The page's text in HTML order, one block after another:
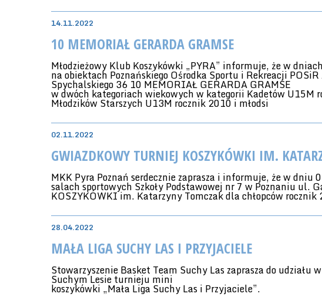
14.11.2022
10 MEMORIAŁ GERARDA GRAMSE
Młodzieżowy Klub Koszykówki „PYRA” informuje, że w
na obiektach Poznańskiego Ośrodka Sportu i Rekreacji
Spychalskiego 36 10 MEMORIAŁ GERARDA GRAMSE
w dwóch kategoriach wiekowych w kategorii Kadetów U15M
Młodzików Starszych U13M rocznik 2010 i młodsi
02.11.2022
GWIAZDKOWY TURNIEJ KOSZYKÓWKI IM.
MKK Pyra Poznań serdecznie zaprasza i informuje, że w dniu
salach sportowych Szkoły Podstawowej nr 7 w Poznaniu ul.
KOSZYKÓWKI im. Katarzyny Tomczak dla chłopców rocznik
28.04.2022
MAŁA LIGA SUCHY LAS I PRZYJACIELE
Stowarzyszenie Basket Team Suchy Las zaprasza do
Suchym Lesie turnieju mini
koszykówki „Mała Liga Suchy Las i Przyjaciele”.